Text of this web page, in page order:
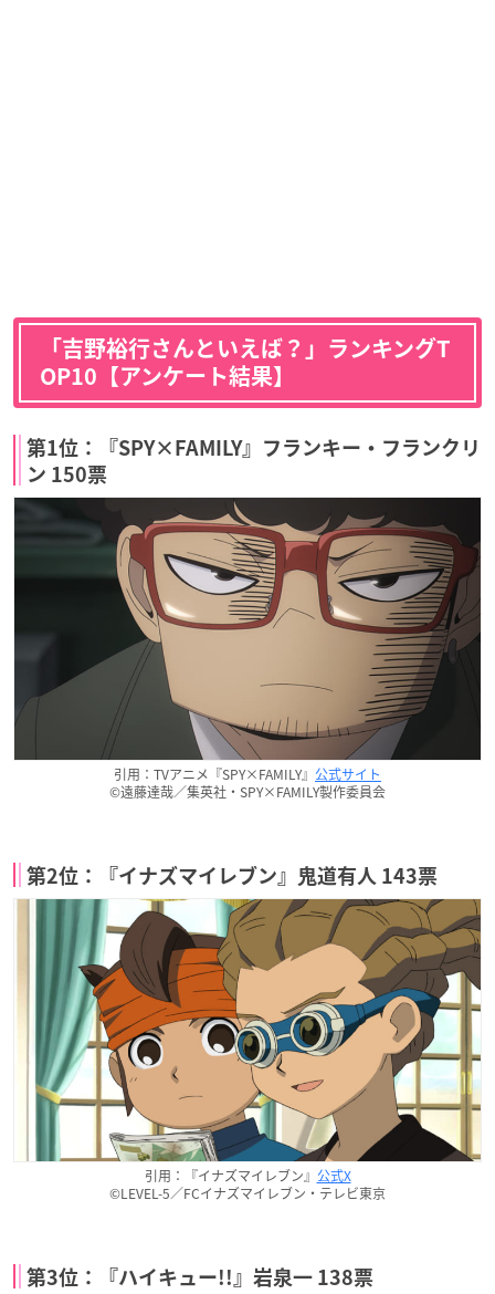
「吉野裕行さんといえば？」ランキングT
OP10【アンケート結果】
第1位：『SPY×FAMILY』フランキー・フランクリ
ン 150票
引用：TVアニメ『SPY×FAMILY』 公式サイト
©遠藤達哉／集英社・SPY×FAMILY製作委員会
第2位：『イナズマイレブン』鬼道有人 143票
引用：『イナズマイレブン』 公式X
©LEVEL-5／FCイナズマイレブン・テレビ東京
第3位：『ハイキュー!!』岩泉一 138票